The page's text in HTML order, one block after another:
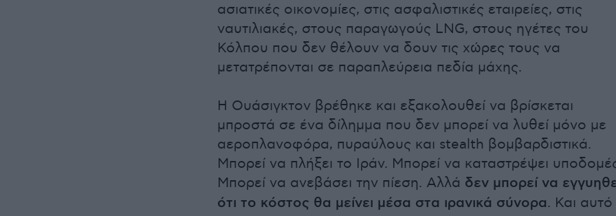
ασιατικές οικονομίες, στις ασφαλιστικές εταιρείες, στις
ναυτιλιακές, στους παραγωγούς LNG, στους ηγέτες του
Κόλπου που δεν θέλουν να δουν τις χώρες τους να
μετατρέπονται σε παραπλεύρεια πεδία μάχης.
Η Ουάσιγκτον βρέθηκε και εξακολουθεί να βρίσκεται
μπροστά σε ένα δίλημμα που δεν μπορεί να λυθεί μόνο με
αεροπλανοφόρα, πυραύλους και stealth βομβαρδιστικά.
Μπορεί να πλήξει το Ιράν. Μπορεί να καταστρέψει
Μπορεί να ανεβάσει την πίεση. Αλλά δεν μπορεί να
ότι το κόστος θα μείνει μέσα στα ιρανικά σύνορα. Και αυτό